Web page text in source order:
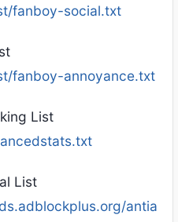
fanboy-social.txt
fanboy-annoyance.txt
List
List
antia